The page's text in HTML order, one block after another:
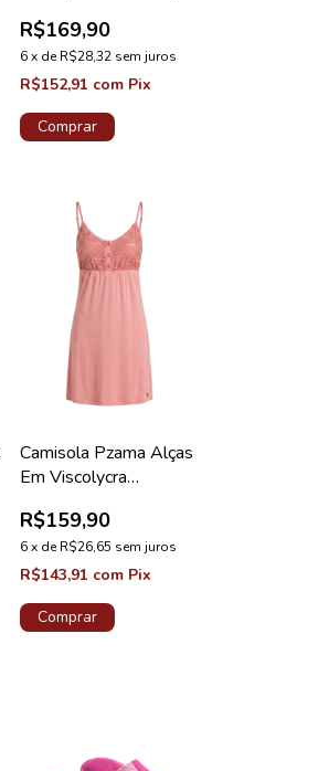
R$169,90
6x deR$28,32 sem juros
R$152,91 com Pix
Comprar
Camisola Pzama Alças
Em Viscolycra
R$159,90
6x deR$26,65 sem juros
R$143,91 com Pix
Comprar